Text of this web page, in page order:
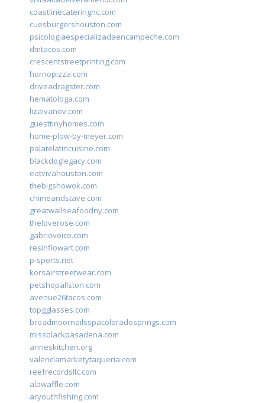
coastlinecateringnc.com
cuesburgershouston.com
psicologiaespecializadaencampeche.com
dmtacos.com
crescentstreetprinting.com
hornopizza.com
driveadragster.com
hematologa.com
lizaivanov.com
guesttinyhomes.com
home-plow-by-meyer.com
palatelatincuisine.com
blackdoglegacy.com
eatvivahouston.com
thebigshowok.com
chimeandstave.com
greatwallseafoodny.com
theloverose.com
gabriovoice.com
resinflowart.com
p-sports.net
korsairstreetwear.com
petshopallston.com
avenue26tacos.com
topgglasses.com
broadmoornailsspacoloradosprings.com
missblackpasadena.com
anneskitchen.org
valenciamarketytaqueria.com
reefrecordsllc.com
alawaffle.com
aryouthfishing.com